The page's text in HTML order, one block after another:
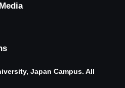
Japan Campus. All